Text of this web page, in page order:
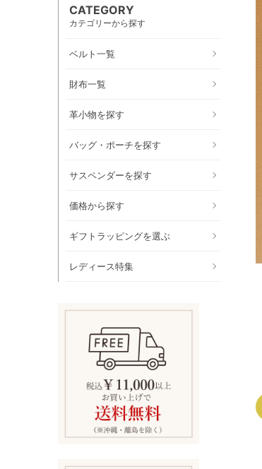
CATEGORY
カテゴリーから探す
ベルト一覧
財布一覧
革小物を探す
バッグ・ポーチを探す
サスペンダーを探す
価格から探す
ギフトラッピングを選ぶ
レディース特集